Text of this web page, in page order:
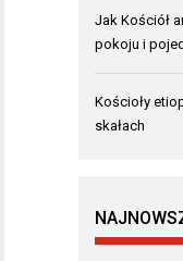
Jak Kościół
pokoju i
Kościoły
skałach